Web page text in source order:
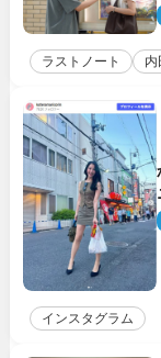
ラストノート 内
インスタグラム